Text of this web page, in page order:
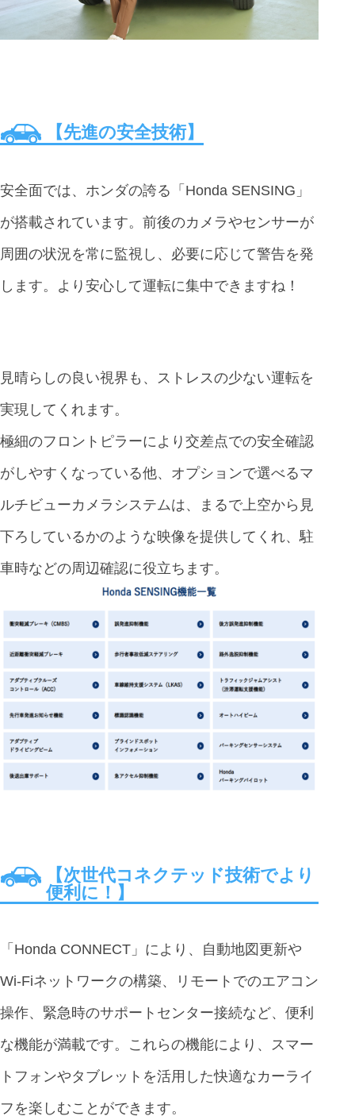
【先進の安全技術】
安全面では、ホンダの誇る「Honda SENSING」
が搭載されています。前後のカメラやセンサーが
周囲の状況を常に監視し、必要に応じて警告を発
します。より安心して運転に集中できますね！
見晴らしの良い視界も、ストレスの少ない運転を
実現してくれます。
極細のフロントピラーにより交差点での安全確認
がしやすくなっている他、オプションで選べるマ
ルチビューカメラシステムは、まるで上空から見
下ろしているかのような映像を提供してくれ、駐
車時などの周辺確認に役立ちます。
【次世代コネクテッド技術でより
便利に！】
「Honda CONNECT」により、自動地図更新や
Wi-Fiネットワークの構築、リモートでのエアコン
操作、緊急時のサポートセンター接続など、便利
な機能が満載です。これらの機能により、スマー
トフォンやタブレットを活用した快適なカーライ
フを楽しむことができます。